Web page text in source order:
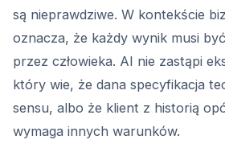
są nieprawdziwe. W kontekście
oznacza, że każdy wynik musi
przez człowieka. AI nie zastąpi
który wie, że dana specyfikacja
sensu, albo że klient z historią
wymaga innych warunków.